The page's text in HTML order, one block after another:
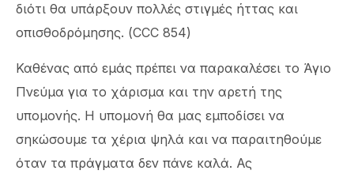
διότι θα υπάρξουν πολλές στιγμές ήττας και
οπισθοδρόμησης. (CCC 854)
Καθένας από εμάς πρέπει να παρακαλέσει το Άγιο
Πνεύμα για το χάρισμα και την αρετή της
υπομονής. Η υπομονή θα μας εμποδίσει να
σηκώσουμε τα χέρια ψηλά και να παραιτηθούμε
όταν τα πράγματα δεν πάνε καλά. Ας